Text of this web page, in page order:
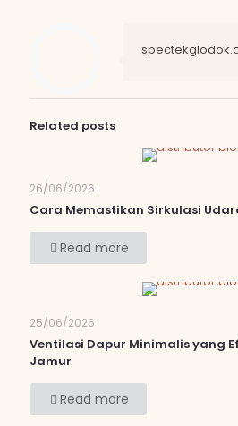
Related posts
26/06/2026
Cara Memastikan Sirkulasi
Read more
25/06/2026
Ventilasi Dapur Minimalis yang
Jamur
Read more